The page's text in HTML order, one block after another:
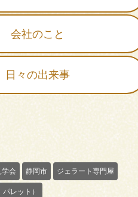
会社のこと
日々の出来事
学会 静岡市 ジェラート専門屋
レット）